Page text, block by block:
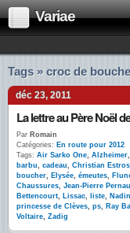
Variae
Tags » croc de
déc 23, 2011
La lettre au Père Noël
Par Romain
Catégories: En route pour 2012
Tags: Air Sarko One, Alzheimer,
barbu, cadeau, Christian
boucher, Elysée, émeutes,
Chaussures, Jean-Pierre
Bettencourt, Lissac, liste,
princesse de Clèves, ps, Ray
Voltaire, Zadig